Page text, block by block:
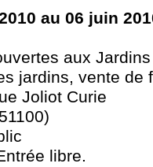
au 06 juin
aux
jardins, vente de
Joliot Curie
libre.